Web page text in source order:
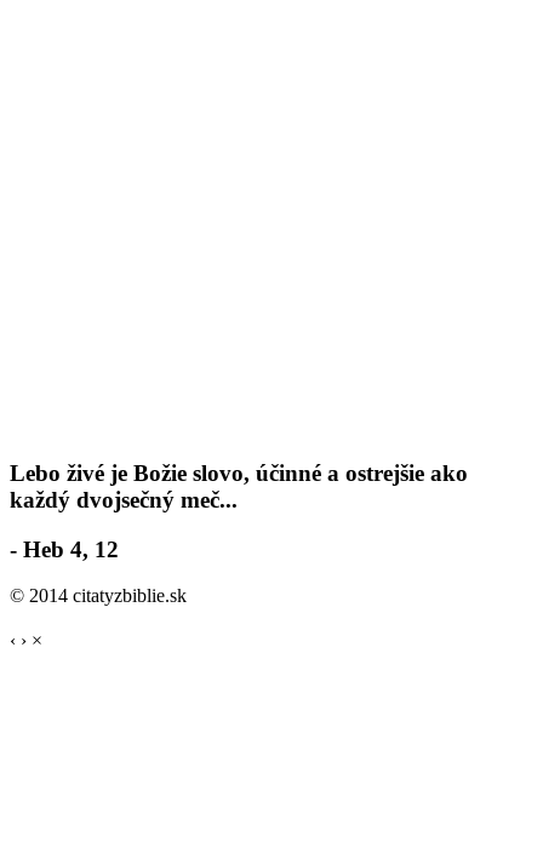
Lebo živé je Božie slovo, účinné a ostrejšie ako
každý dvojsečný meč...
- Heb 4, 12
© 2014 citatyzbiblie.sk
‹ › ×